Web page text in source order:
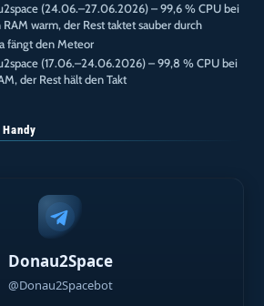
(24.06.–27.06.2026) – 99,6 % CPU bei
warm, der Rest taktet sauber durch
fängt den Meteor
(17.06.–24.06.2026) – 99,8 % CPU bei
der Rest hält den Takt
Donau2Space
@Donau2Spacebot